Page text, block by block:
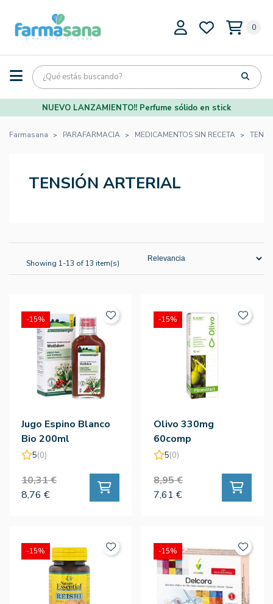
0
NUEVO LANZAMIENTO!! Perfume sólido en stick
Farmasana PARAFARMACIA MEDICAMENTOS SIN RECETA
TENSIÓN ARTERIAL
Showing 1-13 of 13 item(s)
Jugo Espino Blanco
Bio 200ml
5(0)
10,31 €
8,76 €
-15%
Olivo 330mg
60comp
5(0)
8,95 €
7,61 €
-15%
-15% -15%